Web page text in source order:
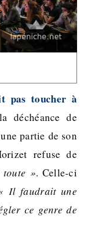
pas toucher à
déchéance de
partie de son
refuse de
». Celle-ci
Il faudrait une
ce genre de